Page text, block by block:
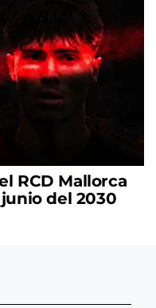
RCD Mallorca
del 2030